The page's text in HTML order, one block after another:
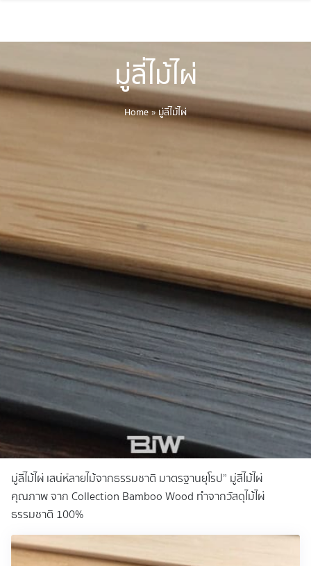
มู่ลี่ไม้ไผ่
Home»มู่ลี่ไม้ไผ่
มู่ลี่ไม้ไผ่ เสน่ห์ลายไม้จากธรรมชาติ มาตรฐานยุโรป” มู่ลี่ไม้ไผ่
คุณภาพ จาก Collection Bamboo Wood ทำจากวัสดุไม้ไผ่
ธรรมชาติ 100%